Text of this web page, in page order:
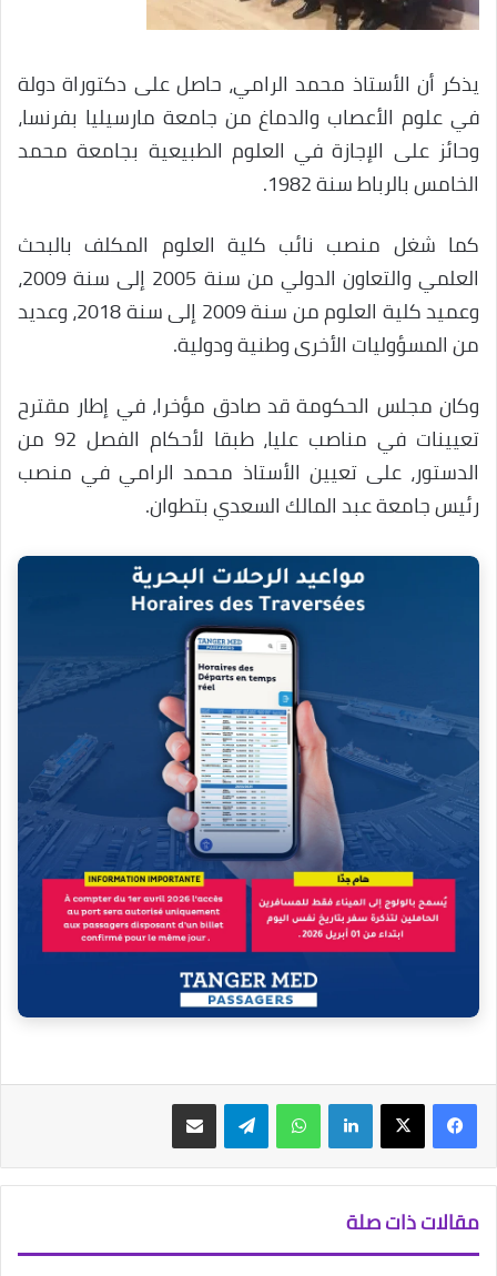
يذكر أن الأستاذ محمد الرامي، حاصل على دكتوراة دولة
في علوم الأعصاب والدماغ من جامعة مارسيليا بفرنسا،
وحائز على الإجازة في العلوم الطبيعية بجامعة محمد
الخامس بالرباط سنة 1982.
كما شغل منصب نائب كلية العلوم المكلف بالبحث
العلمي والتعاون الدولي من سنة 2005 إلى سنة 2009،
وعميد كلية العلوم من سنة 2009 إلى سنة 2018، وعديد
من المسؤوليات الأخرى وطنية ودولية.
وكان مجلس الحكومة قد صادق مؤخرا، في إطار مقترح
تعيينات في مناصب عليا، طبقا لأحكام الفصل 92 من
الدستور، على تعيين الأستاذ محمد الرامي في منصب
رئيس جامعة عبد المالك السعدي بتطوان.
فيسبوك‫X لينكدإن واتساب تيلقرام مشاركة عبر البريد
مقالات ذات صلة